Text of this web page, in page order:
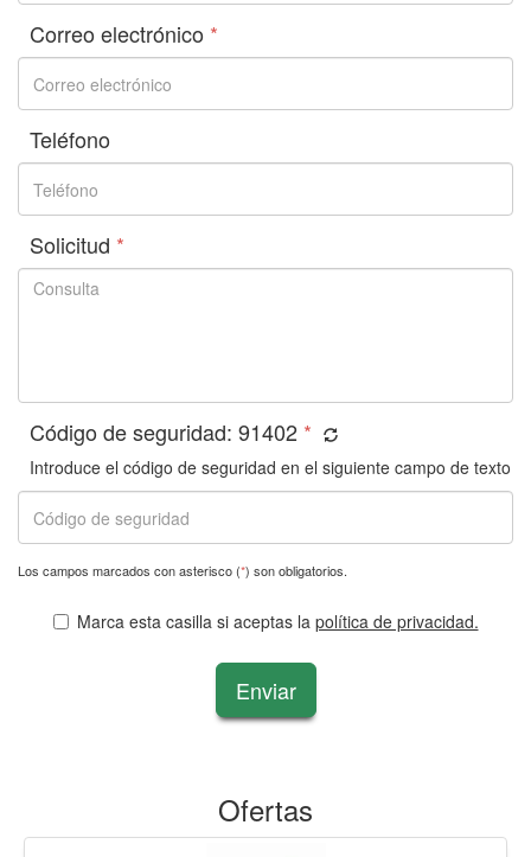
Correo electrónico *
Teléfono
Solicitud *
Código de seguridad: 91402 *
Introduce el código de seguridad en el siguiente campo de texto
Los campos marcados con asterisco (*) son obligatorios.
Marca esta casilla si aceptas la política de privacidad.
Enviar
Ofertas